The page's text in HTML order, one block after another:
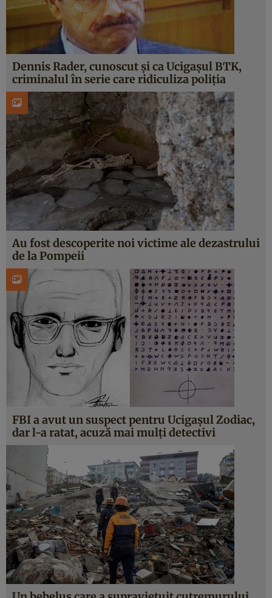
Dennis Rader, cunoscut și ca Ucigașul BTK,
criminalul în serie care ridiculiza poliția
Au fost descoperite noi victime ale dezastrului
de la Pompeii
FBI a avut un suspect pentru Ucigașul Zodiac,
dar l-a ratat, acuză mai mulți detectivi